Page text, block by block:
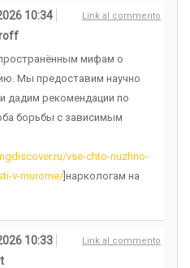
Link al commento
10:34
мифам о
Мы предоставим научно
дадим рекомендации по
борьбы с зависимым
vse-chto-nuzhno-
v-murome/]наркологам на
Link al commento
10:33